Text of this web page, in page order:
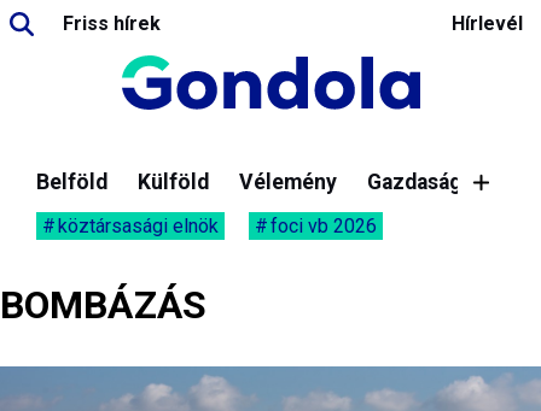
Friss hírek Hírlevél
Belföld Külföld Vélemény Gazdaság
köztársasági elnök foci vb 2026
BOMBÁZÁS